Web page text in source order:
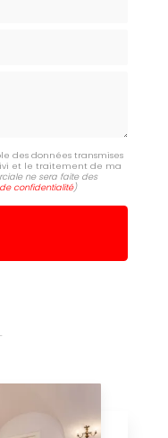
des données transmises
et le traitement de ma
ne sera faite des
confidentialité)